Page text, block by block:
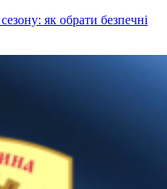
як обрати безпечні